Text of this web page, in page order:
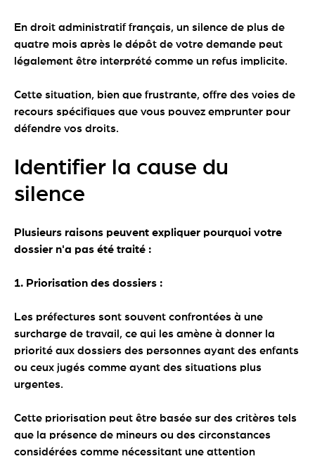
En droit administratif français, un silence de plus de
quatre mois après le dépôt de votre demande peut
légalement être interprété comme un refus implicite.
Cette situation, bien que frustrante, offre des voies de
recours spécifiques que vous pouvez emprunter pour
défendre vos droits.
Identifier la cause du
silence
Plusieurs raisons peuvent expliquer pourquoi votre
dossier n'a pas été traité :
1. Priorisation des dossiers :
Les préfectures sont souvent confrontées à une
surcharge de travail, ce qui les amène à donner la
priorité aux dossiers des personnes ayant des enfants
ou ceux jugés comme ayant des situations plus
urgentes.
Cette priorisation peut être basée sur des critères tels
que la présence de mineurs ou des circonstances
considérées comme nécessitant une attention